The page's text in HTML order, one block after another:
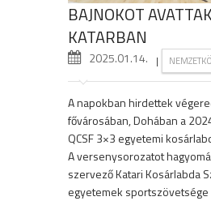
BAJNOKOT AVATTAK
KATARBAN
2025.01.14. |
A napokban hirdettek
fővárosában, Dohában a
QCSF 3×3 egyetemi
A versenysorozatot
szervező Katari Kosárlabda
egyetemek